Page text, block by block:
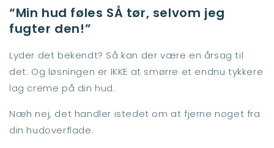
“Min hud føles SÅ tør, selvom jeg
fugter den!”
Lyder det bekendt? Så kan der være en årsag til
det. Og løsningen er IKKE at smørre et endnu tykkere
lag creme på din hud.
Næh nej, det handler istedet om at fjerne noget fra
din hudoverflade.